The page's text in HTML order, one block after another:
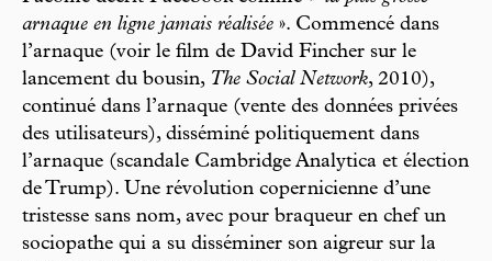
arnaque en ligne jamais réalisée ». Commencé dans
l’arnaque (voir le film de David Fincher sur le
lancement du bousin, The Social Network, 2010),
continué dans l’arnaque (vente des données privées
des utilisateurs), disséminé politiquement dans
l’arnaque (scandale Cambridge Analytica et élection
de Trump). Une révolution copernicienne d’une
tristesse sans nom, avec pour braqueur en chef un
sociopathe qui a su disséminer son aigreur sur la